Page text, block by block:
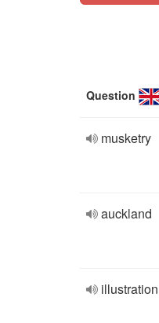
Question
musketry
auckland
illustration